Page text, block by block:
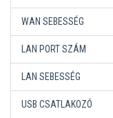
WAN SEBESSÉG
LAN PORT SZÁM
LAN SEBESSÉG
USB CSATLAKOZÓ